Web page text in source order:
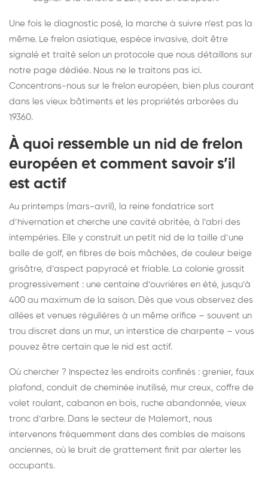
Une fois le diagnostic posé, la marche à suivre n’est pas la
même. Le frelon asiatique, espèce invasive, doit être
signalé et traité selon un protocole que nous détaillons sur
notre page dédiée. Nous ne le traitons pas ici.
Concentrons-nous sur le frelon européen, bien plus courant
dans les vieux bâtiments et les propriétés arborées du
19360.
À quoi ressemble un nid de frelon
européen et comment savoir s’il
est actif
Au printemps (mars-avril), la reine fondatrice sort
d’hivernation et cherche une cavité abritée, à l’abri des
intempéries. Elle y construit un petit nid de la taille d’une
balle de golf, en fibres de bois mâchées, de couleur beige
grisâtre, d’aspect papyracé et friable. La colonie grossit
progressivement : une centaine d’ouvrières en été, jusqu’à
400 au maximum de la saison. Dès que vous observez des
allées et venues régulières à un même orifice – souvent un
trou discret dans un mur, un interstice de charpente – vous
pouvez être certain que le nid est actif.
Où chercher ? Inspectez les endroits confinés : grenier, faux
plafond, conduit de cheminée inutilisé, mur creux, coffre de
volet roulant, cabanon en bois, ruche abandonnée, vieux
tronc d’arbre. Dans le secteur de Malemort, nous
intervenons fréquemment dans des combles de maisons
anciennes, où le bruit de grattement finit par alerter les
occupants.